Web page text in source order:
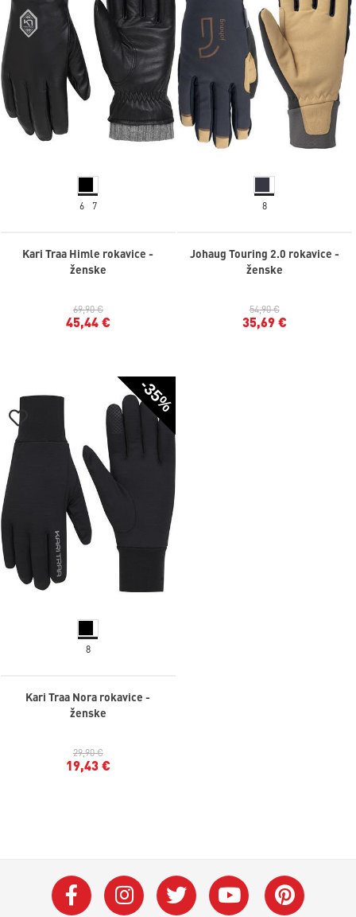
6 7
Kari Traa Himle rokavice -
ženske
69,90 €
45,44 €
8
Johaug Touring 2.0 rokavice -
ženske
54,90 €
35,69 €
-35%
8
Kari Traa Nora rokavice -
ženske
29,90 €
19,43 €